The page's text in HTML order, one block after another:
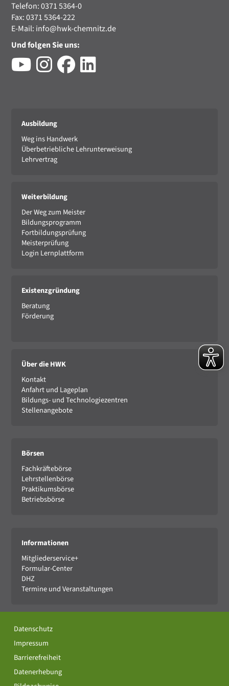
Telefon: 0371 5364-0
Fax: 0371 5364-222
E-Mail: info@hwk-chemnitz.de
Und folgen Sie uns:
Ausbildung
Weg ins Handwerk
Überbetriebliche Lehrunterweisung
Lehrvertrag
Weiterbildung
Der Weg zum Meister
Bildungsprogramm
Fortbildungsprüfung
Meisterprüfung
Login Lernplattform
Existenzgründung
Beratung
Förderung
Über die HWK
Kontakt
Anfahrt und Lageplan
Bildungs- und Technologiezentren
Stellenangebote
Börsen
Fachkräftebörse
Lehrstellenbörse
Praktikumsbörse
Betriebsbörse
Informationen
Mitgliederservice+
Formular-Center
DHZ
Termine und Veranstaltungen
Datenschutz
Impressum
Barrierefreiheit
Datenerhebung